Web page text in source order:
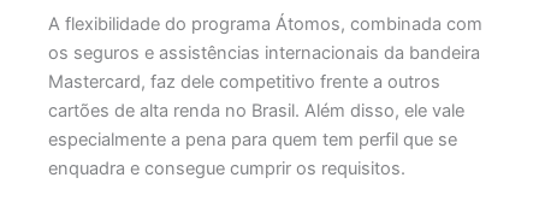
A flexibilidade do programa Átomos, combinada com
os seguros e assistências internacionais da bandeira
Mastercard, faz dele competitivo frente a outros
cartões de alta renda no Brasil. Além disso, ele vale
especialmente a pena para quem tem perfil que se
enquadra e consegue cumprir os requisitos.